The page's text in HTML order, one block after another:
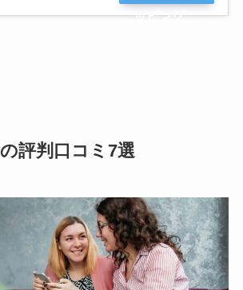
ッピング
評判口コミ7選